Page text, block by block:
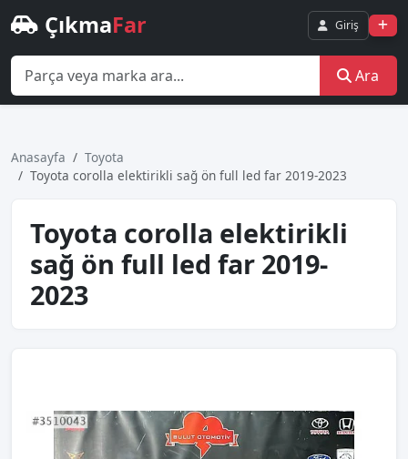
ÇıkmaFar Giriş
Ara
Anasayfa
Toyota
Toyota corolla elektirikli sağ ön full led far 2019-2023
Toyota corolla elektirikli
sağ ön full led far 2019-
2023